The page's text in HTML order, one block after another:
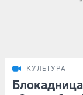
КУЛЬТУРА